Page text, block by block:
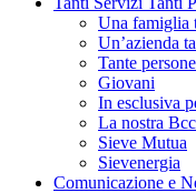
Una famiglia
Un’azienda
Tante
Giovani
In esclusiva
La nostra
Sieve Mutua
Sievenergia
Comunicazione e